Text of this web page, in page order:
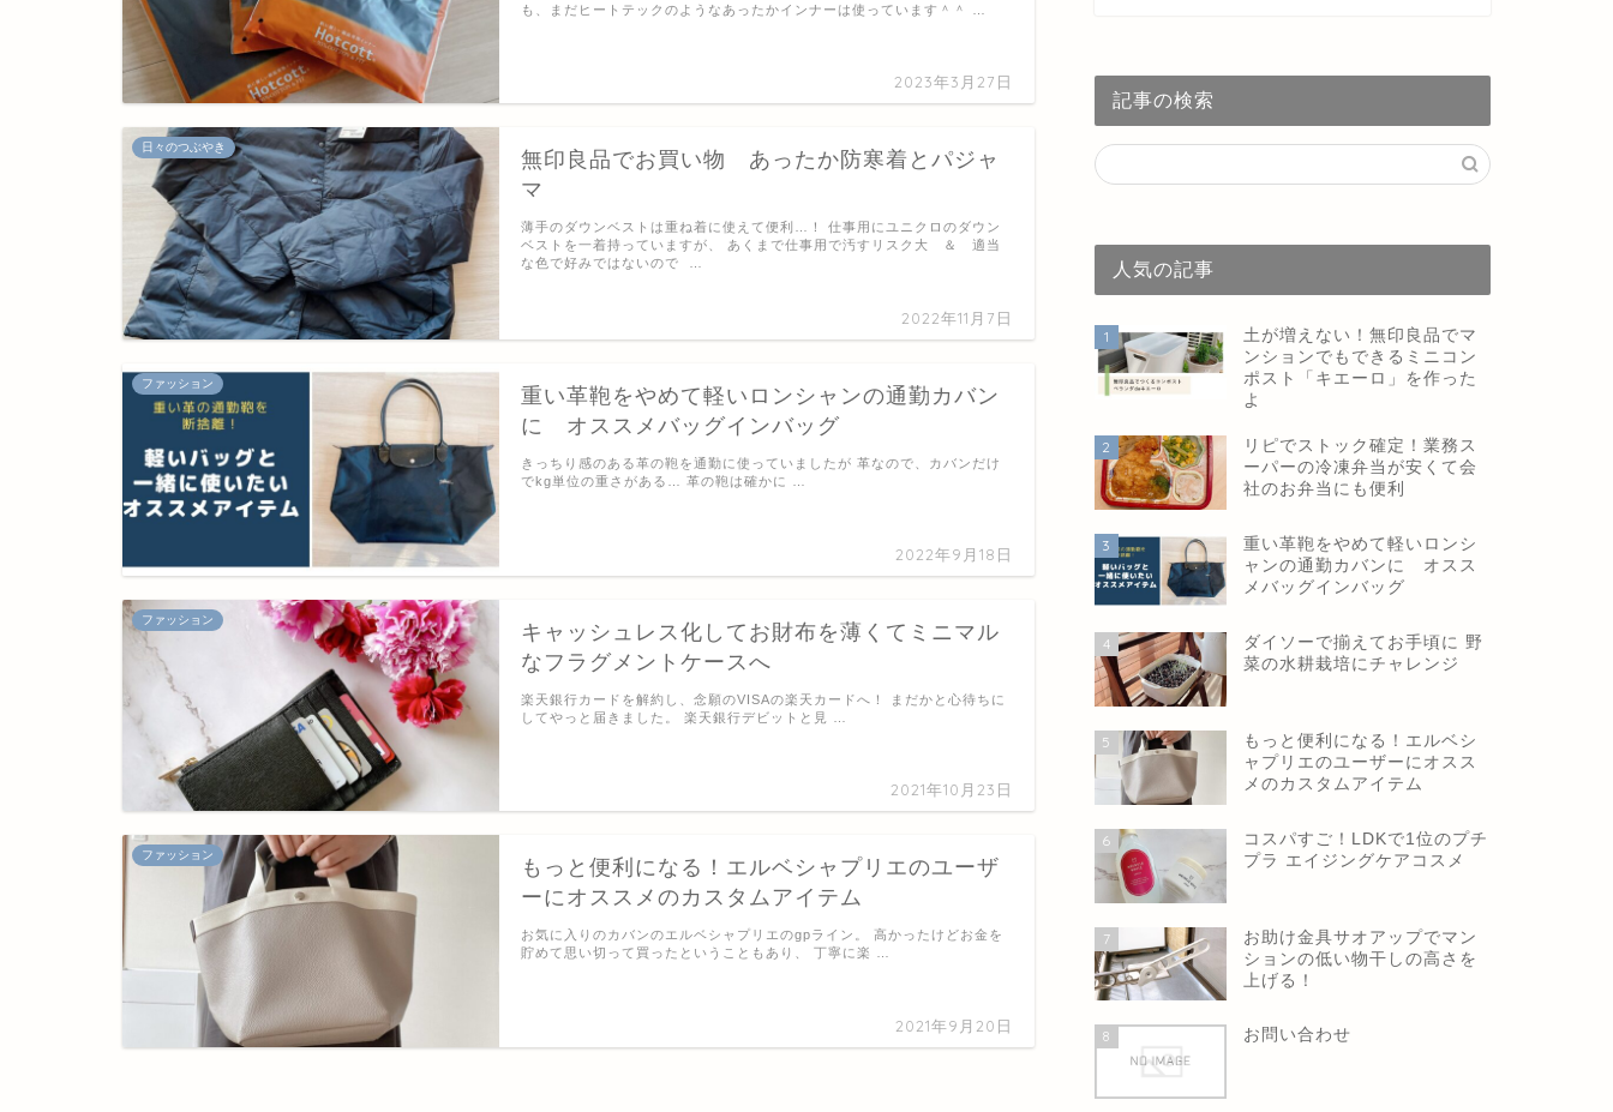
2023年3月27日
も、まだヒートテックのようなあったかインナーは使っています＾＾ …
日々のつぶやき
無印良品でお買い物 あったか防寒着とパジャ
マ
2022年11月7日
薄手のダウンベストは重ね着に使えて便利…！ 仕事用にユニクロのダウン
ベストを一着持っていますが、 あくまで仕事用で汚すリスク大 ＆ 適当
な色で好みではないので …
ファッション
重い革鞄をやめて軽いロンシャンの通勤カバン
に オススメバッグインバッグ
2022年9月18日
きっちり感のある革の鞄を通勤に使っていましたが 革なので、カバンだけ
でkg単位の重さがある… 革の鞄は確かに …
ファッション
キャッシュレス化してお財布を薄くてミニマル
なフラグメントケースへ
2021年10月23日
楽天銀行カードを解約し、念願のVISAの楽天カードへ！ まだかと心待ちに
してやっと届きました。 楽天銀行デビットと見 …
ファッション
もっと便利になる！エルベシャプリエのユーザ
ーにオススメのカスタムアイテム
2021年9月20日
お気に入りのカバンのエルベシャプリエのgpライン。 高かったけどお金を
貯めて思い切って買ったということもあり、 丁寧に楽 …
記事の検索
人気の記事
1
土が増えない！無印良品でマ
ンションでもできるミニコン
ポスト「キエーロ」を作った
よ
2
リピでストック確定！業務ス
ーパーの冷凍弁当が安くて会
社のお弁当にも便利
3
重い革鞄をやめて軽いロンシ
ャンの通勤カバンに オスス
メバッグインバッグ
4
ダイソーで揃えてお手頃に 野
菜の水耕栽培にチャレンジ
5
もっと便利になる！エルベシ
ャプリエのユーザーにオスス
メのカスタムアイテム
6
コスパすご！LDKで1位のプチ
プラ エイジングケアコスメ
7
お助け金具サオアップでマン
ションの低い物干しの高さを
上げる！
8 お問い合わせ